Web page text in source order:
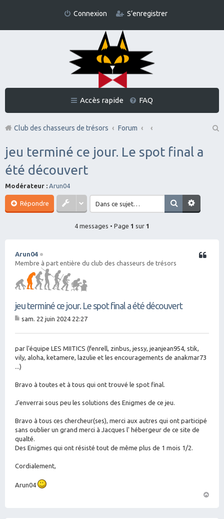
Connexion S’enregistrer
Accès rapide FAQ
Club des chasseurs de trésors
Forum
jeu terminé ce jour. Le spot final a
été découvert
Modérateur : Arun04
Répondre
4 messages • Page 1 sur 1
Arun04
Membre à part entière du club des chasseurs de trésors
jeu terminé ce jour. Le spot final a été découvert
Citation
g
e
sam. 22 juin 2024 22:27
par l'équipe LES MIITICS (fenrell, zinbus, jessy, jeanjean954, stik,
vily, aloha, ketamere, lazulie et les encouragements de anakmar73
...)
Bravo à toutes et à tous qui ont trouvé le spot final.
J'enverrai sous peu les solutions des Enigmes de ce jeu.
Bravo à tous ces chercheur(ses), merci aux autres qui ont participé
sans oublier un grand merci à Jacques l' hébergeur de ce site de
qualté.
Des Enigmes qui ont résisté tout de même plus de 1 mois 1/2.
Cordialement,
Arun04